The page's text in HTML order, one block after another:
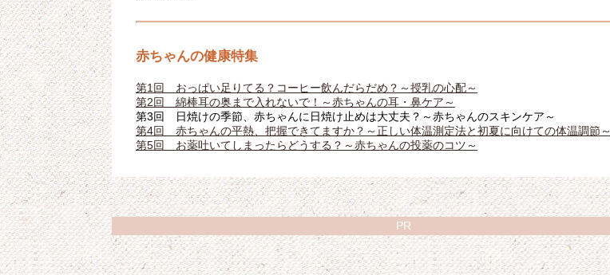
赤ちゃんの健康特集
第1回 おっぱい足りてる？コーヒー飲んだらだめ？～授乳の心配～
第2回 綿棒耳の奥まで入れないで！～赤ちゃんの耳・鼻ケア～
第3回 日焼けの季節、赤ちゃんに日焼け止めは大丈夫？～赤ちゃんのスキンケア～
第4回 赤ちゃんの平熱、把握できてますか？～正しい体温測定法と初夏に向けての体温調節～
第5回 お薬吐いてしまったらどうする？～赤ちゃんの投薬のコツ～
PR